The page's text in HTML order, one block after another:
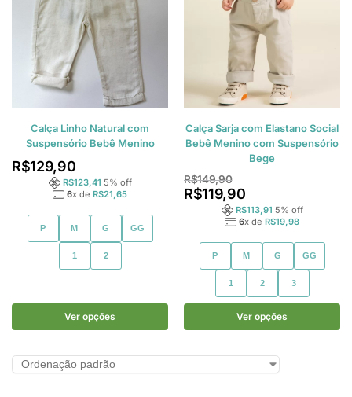
Calça Linho Natural com
Suspensório Bebê Menino
R$129,90
R$123,41 5% off
6x de R$21,65
P M G GG
1 2
Ver opções
Calça Sarja com Elastano Social
Bebê Menino com Suspensório
Bege
R$149,90
R$119,90
R$113,91 5% off
6x de R$19,98
P M G GG
1 2 3
Ver opções